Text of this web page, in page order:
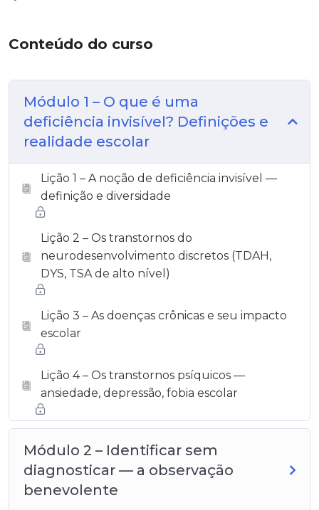
Conteúdo do curso
Módulo 1 – O que é uma
deficiência invisível? Definições e
realidade escolar
Lição 1 – A noção de deficiência invisível —
definição e diversidade
Lição 2 – Os transtornos do
neurodesenvolvimento discretos (TDAH,
DYS, TSA de alto nível)
Lição 3 – As doenças crônicas e seu impacto
escolar
Lição 4 – Os transtornos psíquicos —
ansiedade, depressão, fobia escolar
Módulo 2 – Identificar sem
diagnosticar — a observação
benevolente